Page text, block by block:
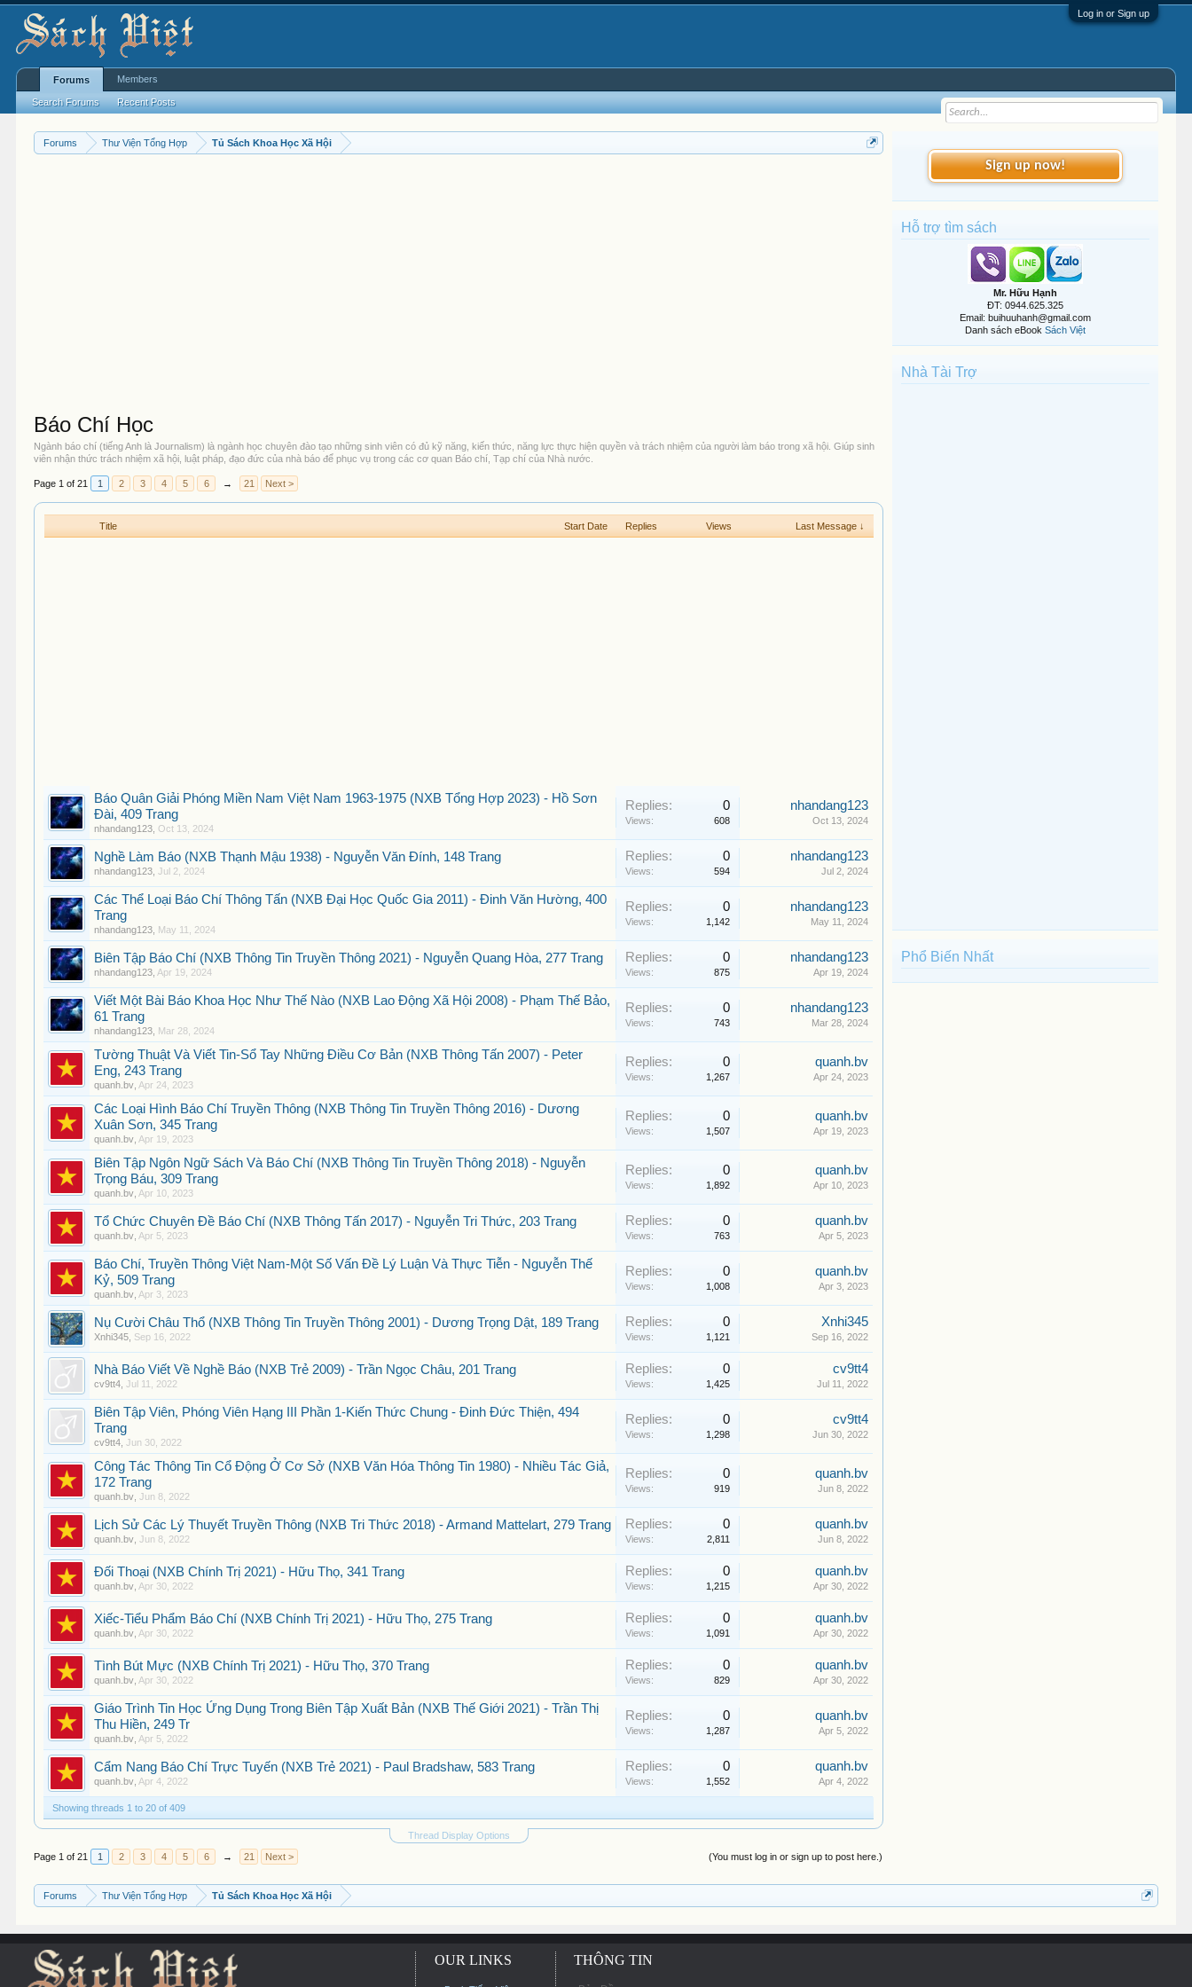
Log in or Sign up
Forums Thư Viện Tổng Hợp Tủ Sách Khoa Học Xã Hội
Báo Chí Học
Ngành báo chí (tiếng Anh là Journalism) là ngành học chuyên đào tạo những sinh viên có đủ kỹ năng, kiến thức, năng lực thực hiện quyền và trách nhiệm của người làm báo trong xã hội. Giúp sinh
viên nhận thức trách nhiệm xã hội, luật pháp, đạo đức của nhà báo để phục vụ trong các cơ quan Báo chí, Tạp chí của Nhà nước.
Page 1 of 21 1 2 3 4 5 6 → 21 Next >
Title Start Date Replies Views Last Message ↓
Báo Quân Giải Phóng Miền Nam Việt Nam 1963-1975 (NXB Tổng Hợp 2023) - Hồ Sơn
Đài, 409 Trang
nhandang123 Oct 13, 2024
Replies: 0
Views: 608
nhandang123
Oct 13, 2024
Nghề Làm Báo (NXB Thạnh Mậu 1938) - Nguyễn Văn Đính, 148 Trang
nhandang123 ,Jul 2, 2024
Replies: 0
Views: 594
nhandang123
Jul 2, 2024
Các Thể Loại Báo Chí Thông Tấn (NXB Đại Học Quốc Gia 2011) - Đinh Văn Hường, 400
Trang
nhandang123 May 11, 2024
Replies: 0
Views: 1,142
nhandang123
May 11, 2024
Biên Tập Báo Chí (NXB Thông Tin Truyền Thông 2021) - Nguyễn Quang Hòa, 277 Trang
nhandang123 Apr 19, 2024
Replies: 0
Views: 875
nhandang123
Apr 19, 2024
Viết Một Bài Báo Khoa Học Như Thế Nào (NXB Lao Động Xã Hội 2008) - Phạm Thế Bảo,
61 Trang
nhandang123 Mar 28, 2024
Replies: 0
Views: 743
nhandang123
Mar 28, 2024
Tường Thuật Và Viết Tin-Sổ Tay Những Điều Cơ Bản (NXB Thông Tấn 2007) - Peter
Eng, 243 Trang
quanh.bv Apr 24, 2023
Replies: 0
Views: 1,267
quanh.bv
Apr 24, 2023
Các Loại Hình Báo Chí Truyền Thông (NXB Thông Tin Truyền Thông 2016) - Dương
Xuân Sơn, 345 Trang
quanh.bv Apr 19, 2023
Replies: 0
Views: 1,507
quanh.bv
Apr 19, 2023
Biên Tập Ngôn Ngữ Sách Và Báo Chí (NXB Thông Tin Truyền Thông 2018) - Nguyễn
Trọng Báu, 309 Trang
quanh.bv Apr 10, 2023
Replies: 0
Views: 1,892
quanh.bv
Apr 10, 2023
Tổ Chức Chuyên Đề Báo Chí (NXB Thông Tấn 2017) - Nguyễn Tri Thức, 203 Trang
quanh.bv Apr 5, 2023
Replies: 0
Views: 763
quanh.bv
Apr 5, 2023
Báo Chí, Truyền Thông Việt Nam-Một Số Vấn Đề Lý Luận Và Thực Tiễn - Nguyễn Thế
Kỷ, 509 Trang
quanh.bv Apr 3, 2023
Replies: 0
Views: 1,008
quanh.bv
Apr 3, 2023
Nụ Cười Châu Thổ (NXB Thông Tin Truyền Thông 2001) - Dương Trọng Dật, 189 Trang
Xnhi345 Sep 16, 2022
Replies: 0
Views: 1,121
Xnhi345
Sep 16, 2022
Nhà Báo Viết Về Nghề Báo (NXB Trẻ 2009) - Trần Ngọc Châu, 201 Trang
cv9tt4 ,Jul 11, 2022
Replies: 0
Views: 1,425
cv9tt4
Jul 11, 2022
Biên Tập Viên, Phóng Viên Hạng III Phần 1-Kiến Thức Chung - Đinh Đức Thiện, 494
Trang
cv9tt4 ,Jun 30, 2022
Replies: 0
Views: 1,298
cv9tt4
Jun 30, 2022
Công Tác Thông Tin Cổ Động Ở Cơ Sở (NXB Văn Hóa Thông Tin 1980) - Nhiều Tác Giả,
172 Trang
quanh.bv ,Jun 8, 2022
Replies: 0
Views: 919
quanh.bv
Jun 8, 2022
Lịch Sử Các Lý Thuyết Truyền Thông (NXB Tri Thức 2018) - Armand Mattelart, 279 Trang
quanh.bv ,Jun 8, 2022
Replies: 0
Views: 2,811
quanh.bv
Jun 8, 2022
Đối Thoại (NXB Chính Trị 2021) - Hữu Thọ, 341 Trang
quanh.bv Apr 30, 2022
Replies: 0
Views: 1,215
quanh.bv
Apr 30, 2022
Xiếc-Tiểu Phẩm Báo Chí (NXB Chính Trị 2021) - Hữu Thọ, 275 Trang
quanh.bv Apr 30, 2022
Replies: 0
Views: 1,091
quanh.bv
Apr 30, 2022
Tình Bút Mực (NXB Chính Trị 2021) - Hữu Thọ, 370 Trang
quanh.bv Apr 30, 2022
Replies: 0
Views: 829
quanh.bv
Apr 30, 2022
Giáo Trình Tin Học Ứng Dụng Trong Biên Tập Xuất Bản (NXB Thế Giới 2021) - Trần Thị
Thu Hiền, 249 Tr
quanh.bv Apr 5, 2022
Replies: 0
Views: 1,287
quanh.bv
Apr 5, 2022
Cẩm Nang Báo Chí Trực Tuyến (NXB Trẻ 2021) - Paul Bradshaw, 583 Trang
quanh.bv Apr 4, 2022
Replies: 0
Views: 1,552
quanh.bv
Apr 4, 2022
Showing threads 1 to 20 of 409
Thread Display Options
(You must log in or sign up to post here.)
Page 1 of 21 1 2 3 4 5 6 → 21 Next >
Sign up now!
Hỗ trợ tìm sách
Mr. Hữu Hạnh
ĐT: 0944.625.325
Email: buihuuhanh@gmail.com
Danh sách eBook Sách Việt
Nhà Tài Trợ
Phổ Biến Nhất
Forums Thư Viện Tổng Hợp Tủ Sách Khoa Học Xã Hội
Forums
Search Forums Recent Posts
Members
OUR LINKS THÔNG TIN